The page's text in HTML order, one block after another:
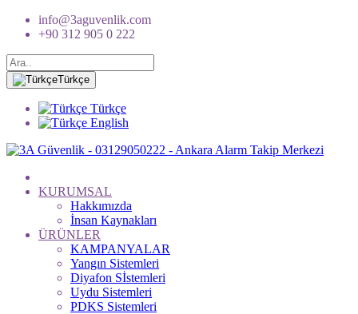
info@3aguvenlik.com
+90 312 905 0 222
Türkçe
Türkçe
English
KURUMSAL
Hakkımızda
İnsan Kaynakları
ÜRÜNLER
KAMPANYALAR
Yangın Sistemleri
Diyafon Sİstemleri
Uydu Sistemleri
PDKS Sistemleri